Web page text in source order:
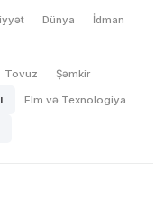
Dünya İdman
Tovuz Şəmkir
Elm və Texnologiya